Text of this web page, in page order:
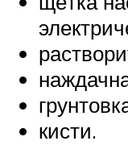
кисти.